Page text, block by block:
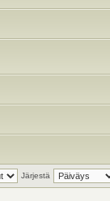
Järjestä